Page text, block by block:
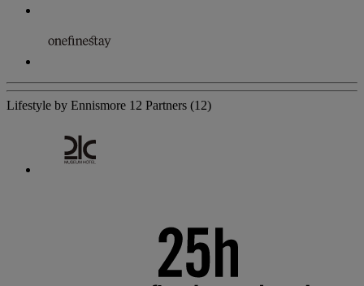
Lifestyle by Ennismore 12 Partners (12)